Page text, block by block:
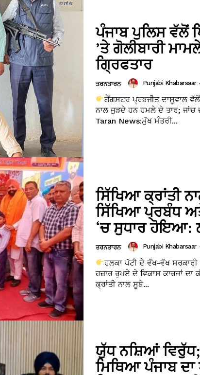
ਪੰਜਾਬ ਪੁਲਿਸ ਵੱਲੋਂ
’ਤੇ ਗੋਲੀਬਾਰੀ
ਗ੍ਰਿਫਤਾਰ
ਤਰਨਤਾਰਨ Punjabi Khabarsaar
ਗੈਂਗਸਟਰ ਪ੍ਰਭਜੀਤ ਦਾਸੂਵਾਲ
ਨਾਲ ਜੁੜਦੇ ਹਨ ਹਮਲੇ ਦੇ ਤਾਰ; ਜਾਂਚ
Taran News:ਮੁੱਖ ਮੰਤਰੀ...
ਸਿੱਖਿਆ ਕ੍ਰਾਂਤੀ
ਸਿੱਖਿਆ ਪ੍ਰਬੰਧ
‘ਚ ਸੁਧਾਰ ਹੋਇਆ:
ਤਰਨਤਾਰਨ Punjabi Khabarsaar
ਹਲਕਾ ਪੱਟੀ ਦੇ ਵੱਖ-ਵੱਖ
ਹਜ਼ਾਰ ਰੁਪਏ ਦੇ ਵਿਕਾਸ ਕਾਰਜਾਂ
ਕ੍ਰਾਂਤੀ ਨਾਲ ਸੂਬੇ...
ਯੁੱਧ ਨਸ਼ਿਆਂ
ਮਿਥਿਆ ਪੰਜਾਬ ਦਾ